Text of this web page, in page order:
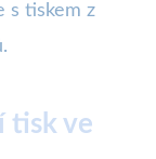
s tiskem z
tisk ve